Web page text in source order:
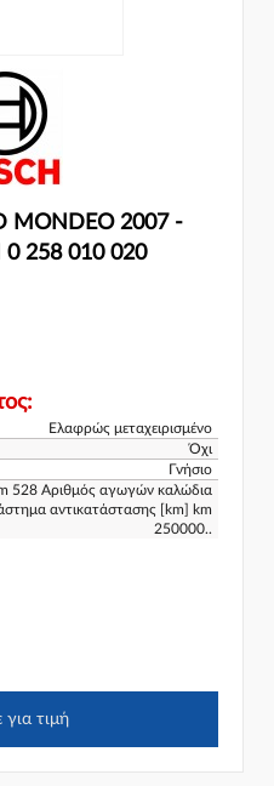
MONDEO 2007 -
0 258 010 020
Ελαφρώς μεταχειρισμένο
Όχι
Γνήσιο
528 Αριθμός αγωγών καλώδια
αντικατάστασης [km] km
250000..
τιμή